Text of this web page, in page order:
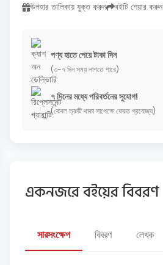
উপহার তালিকায় যুক্ত করুন বইটি শেয়ার করুন
পণ্য হাতে পেয়ে টাকা দিন
(৩-৭ দিন সময় লাগতে পারে)
৭ দিনের মধ্যে পরিবর্তনের সুযোগ!
(কেবল ত্রুটি থাকা সাপেক্ষে ফেরত প্রযোজ্য)
একনজরে বইয়ের বিবরণ
সারসংক্ষেপ বিবরণ লেখক